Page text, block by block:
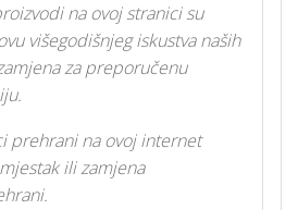
na ovoj stranici su
višegodišnjeg iskustva naših
za preporučenu
prehrani na ovoj internet
ili zamjena